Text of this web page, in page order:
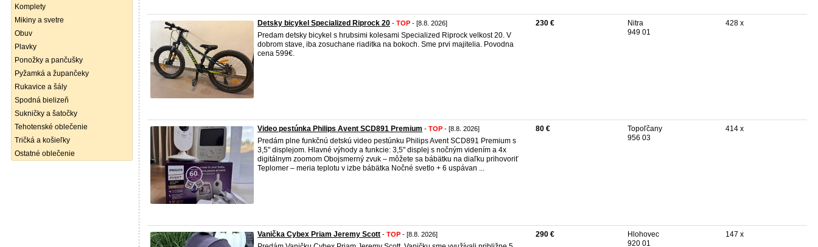
Komplety
Mikiny a svetre
Obuv
Plavky
Ponožky a pančušky
Pyžamká a župančeky
Rukavice a šály
Spodná bielizeň
Sukničky a šatočky
Tehotenské oblečenie
Tričká a košieľky
Ostatné oblečenie
Detsky bicykel Specialized Riprock 20 - TOP - [8.8. 2026]
Predam detsky bicykel s hrubsimi kolesami Specialized Riprock velkost 20. V
dobrom stave, iba zosuchane riaditka na bokoch. Sme prvi majitelia. Povodna
cena 599€.
230 €
Nitra
949 01
428 x
Video pestúnka Philips Avent SCD891 Premium - TOP - [8.8. 2026]
Predám plne funkčnú detskú video pestúnku Philips Avent SCD891 Premium s
3,5" displejom. Hlavné výhody a funkcie: 3,5" displej s nočným videním a 4x
digitálnym zoomom Obojsmerný zvuk – môžete sa bábätku na diaľku prihovoriť
Teplomer – meria teplotu v izbe bábätka Nočné svetlo + 6 uspávan ...
80 €
Topoľčany
956 03
414 x
Vanička Cybex Priam Jeremy Scott - TOP - [8.8. 2026] 290 €
Hlohovec
920 01
147 x